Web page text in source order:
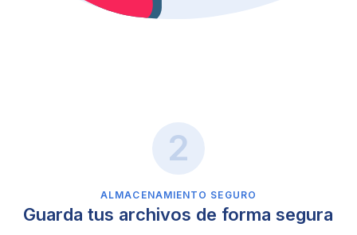
ALMACENAMIENTO SEGURO
Guarda tus archivos de forma segura